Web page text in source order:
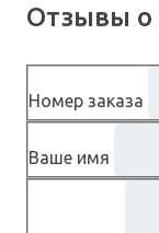
Отзывы о
Номер заказа
Ваше имя